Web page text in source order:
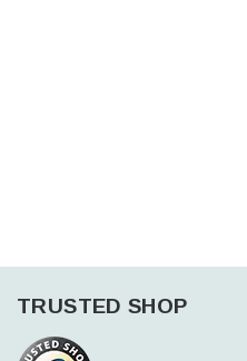
TRUSTED SHOP